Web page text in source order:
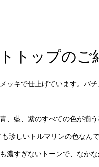
トップのご
ッキで仕上げています。バ
、藍、紫のすべての色が揃
珍しいトルマリンの色なんで
濃すぎないトーンで、なかな